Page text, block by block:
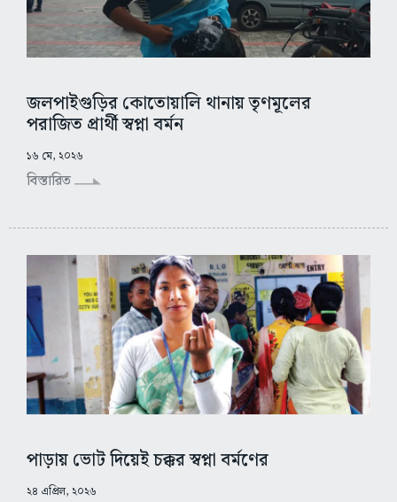
জলপাইগুড়ির কোতোয়ালি থানায় তৃণমূলের
পরাজিত প্রার্থী স্বপ্না বর্মন
১৬ মে, ২০২৬
বিস্তারিত
পাড়ায় ভোট দিয়েই চক্কর স্বপ্না বর্মণের
২৪ এপ্রিল, ২০২৬